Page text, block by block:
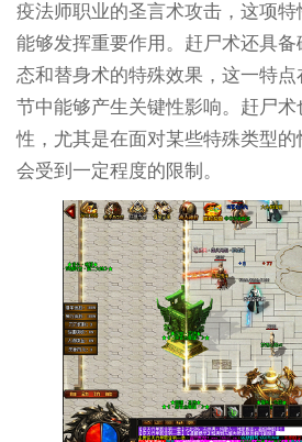
疫法师职业的圣言术攻击，这项
能够发挥重要作用。赶尸术还具
态和替身术的特殊效果，这一特
节中能够产生关键性影响。赶尸术
性，尤其是在面对某些特殊类型
会受到一定程度的限制。